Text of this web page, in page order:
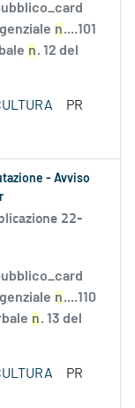
n....101
n. 12 del
PR
- Avviso
22-
n....110
n. 13 del
PR